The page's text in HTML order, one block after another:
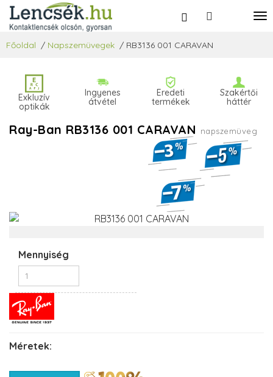
Főoldal / Napszemüvegek / RB3136 001 CARAVAN
Exkluzív
optikák
Ingyenes
átvétel
Eredeti
termékek
Szakértői
háttér
Ray-Ban RB3136 001 CARAVAN napszemüveg
Mennyiség
Méretek: